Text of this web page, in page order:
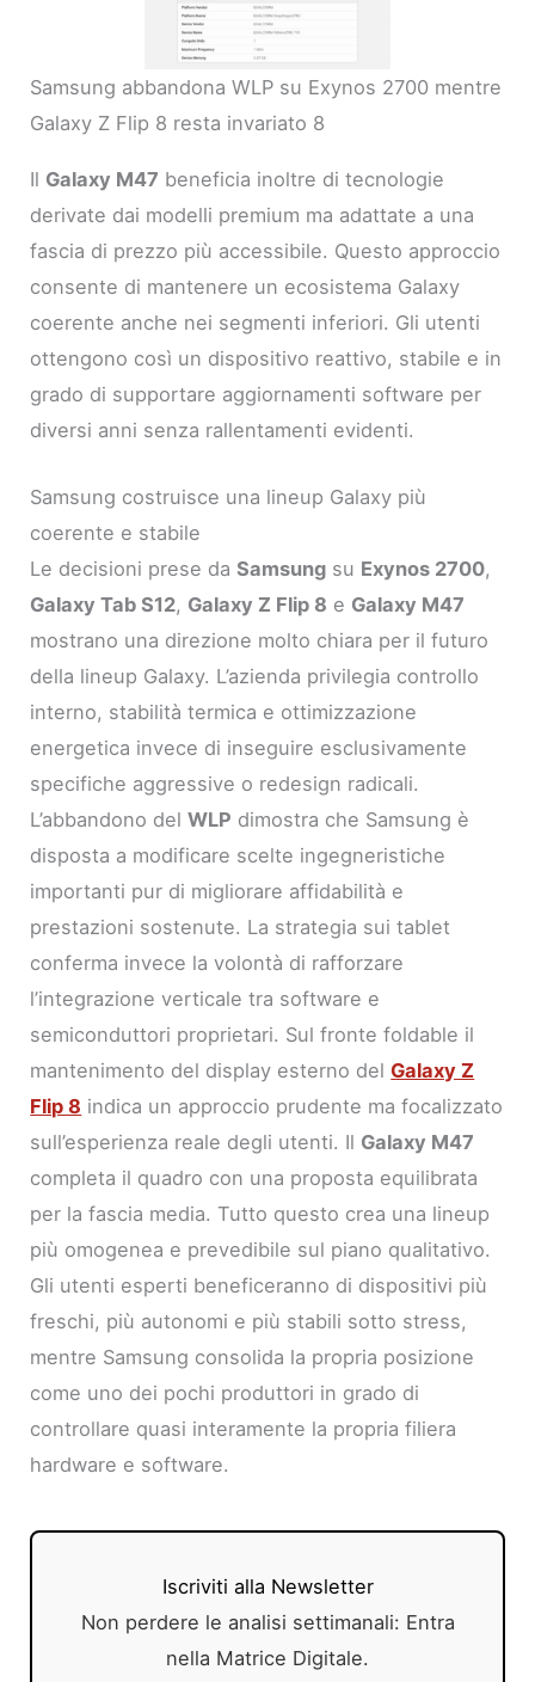
Samsung abbandona WLP su Exynos 2700 mentre
Galaxy Z Flip 8 resta invariato 8
Il Galaxy M47 beneficia inoltre di tecnologie
derivate dai modelli premium ma adattate a una
fascia di prezzo più accessibile. Questo approccio
consente di mantenere un ecosistema Galaxy
coerente anche nei segmenti inferiori. Gli utenti
ottengono così un dispositivo reattivo, stabile e in
grado di supportare aggiornamenti software per
diversi anni senza rallentamenti evidenti.
Samsung costruisce una lineup Galaxy più
coerente e stabile
Le decisioni prese daSamsung su Exynos 2700,
Galaxy Tab S12, Galaxy Z Flip 8 e Galaxy M47
mostrano una direzione molto chiara per il futuro
della lineup Galaxy. L’azienda privilegia controllo
interno, stabilità termica e ottimizzazione
energetica invece di inseguire esclusivamente
specifiche aggressive o redesign radicali.
L’abbandono delWLP dimostra che Samsung è
disposta a modificare scelte ingegneristiche
importanti pur di migliorare affidabilità e
prestazioni sostenute. La strategia sui tablet
conferma invece la volontà di rafforzare
l’integrazione verticale tra software e
semiconduttori proprietari. Sul fronte foldable il
mantenimento del display esterno delGalaxy Z
Flip 8 indica un approccio prudente ma focalizzato
sull’esperienza reale degli utenti. Il Galaxy M47
completa il quadro con una proposta equilibrata
per la fascia media. Tutto questo crea una lineup
più omogenea e prevedibile sul piano qualitativo.
Gli utenti esperti beneficeranno di dispositivi più
freschi, più autonomi e più stabili sotto stress,
mentre Samsung consolida la propria posizione
come uno dei pochi produttori in grado di
controllare quasi interamente la propria filiera
hardware e software.
Iscriviti alla Newsletter
Non perdere le analisi settimanali: Entra
nella Matrice Digitale.